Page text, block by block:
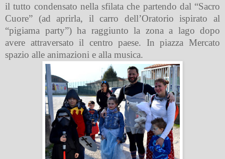
il tutto condensato nella sfilata che partendo dal “Sacro
Cuore” (ad aprirla, il carro dell’Oratorio ispirato al
“pigiama party”) ha raggiunto la zona a lago dopo
avere attraversato il centro paese. In piazza Mercato
spazio alle animazioni e alla musica.